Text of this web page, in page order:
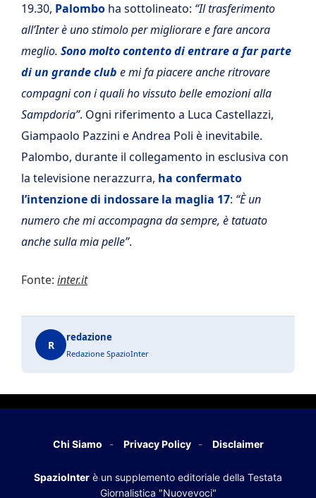
19.30, Palombo ha sottolineato: “Il trasferimento
all’Inter è uno stimolo per migliorare e fare ancora
meglio. Sono molto contento di entrare a far parte
di un grande club e mi fa piacere anche ritrovare
compagni con i quali ho vissuto belle emozioni alla
Sampdoria”. Ogni riferimento a Luca Castellazzi,
Giampaolo Pazzini e Andrea Poli è inevitabile.
Palombo, durante il collegamento in esclusiva con
la televisione nerazzurra, ha confermato
l’intenzione di indossare la maglia 17: “È un
numero che mi accompagna da sempre, è tatuato
anche sulla mia pelle”.
Fonte: inter.it
R
redazione
Redazione SpazioInter
Chi Siamo Privacy Policy Disclaimer
SpazioInter è un supplemento editoriale della Testata
Giornalistica "Nuovevoci"